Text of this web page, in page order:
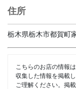
住所
栃木県栃木市都賀町
こちらのお店の情報
収集した情報を掲載
ご理解ください。掲